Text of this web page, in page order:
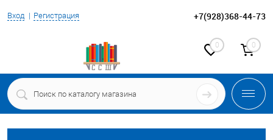
Вход Регистрация +7(928)368-44-73
0 0